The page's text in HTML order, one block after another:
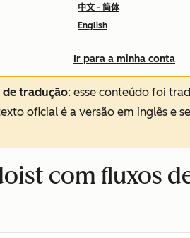
中文 - 简体
English
Ir para a minha conta
de tradução: esse conteúdo foi
oficial é a versão em inglês e
com fluxos